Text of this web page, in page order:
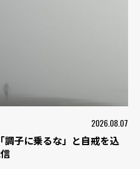
2026.08.07
調子に乗るな」と自戒を込